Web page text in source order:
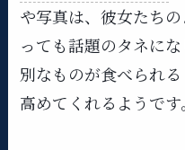
や写真は、彼女たち
っても話題のタネに
別なものが食べられ
高めてくれるようです。